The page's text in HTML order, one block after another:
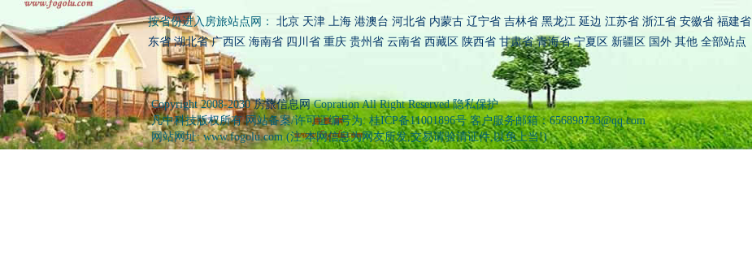
按省份进入房旅站点网： 北京 天津 上海 港澳台 河北省 内蒙古 辽宁省 吉林省 黑龙江 延边 江苏省 浙江省 安徽省 福建省
东省 湖北省 广西区 海南省 四川省 重庆 贵州省 云南省 西藏区 陕西省 甘肃省 青海省 宁夏区 新疆区 国外 其他 全部站点
Copyright 2008-2030房旅信息网Copration All Right Reserved 隐私保护
凡中科技版权所有 网站备案/许可证编号为: 桂ICP备11001896号 客户服务邮箱：656898733@qq.com
网站网址: www.fogolu.com (注:本网信息为网友所发,交易请验清证件,以免上当!)